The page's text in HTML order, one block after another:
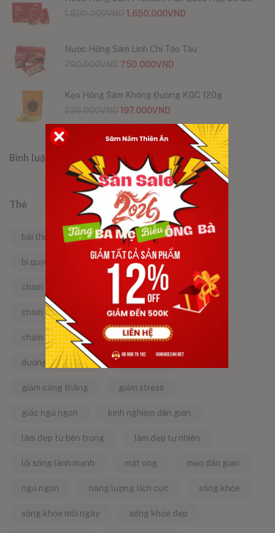
1.650.000VND
Nước Hồng Sâm Linh Chi Táo Tàu
750.000VND
Kẹo Hồng Sâm Không Đường KGC 120g
197.000VND
Bình luận
Thẻ
bài thuốc dân gian bí quyết làm đẹp
bí quyết sống khỏe bí quyết trẻ lâu
chăm sóc bản thân chăm sóc cơ thể
chăm sóc da chăm sóc sức khỏe
chăm sóc sức khỏe tự nhiên chống lão hóa
dưỡng da tự nhiên
giảm căng thẳng giảm stress
giấc ngủ ngon kinh nghiệm dân gian
làm đẹp từ bên trong làm đẹp tự nhiên
lối sống lành mạnh mật ong mẹo dân gian
ngủ ngon năng lượng tích cực sống khỏe
sống khỏe mỗi ngày sống khỏe đẹp